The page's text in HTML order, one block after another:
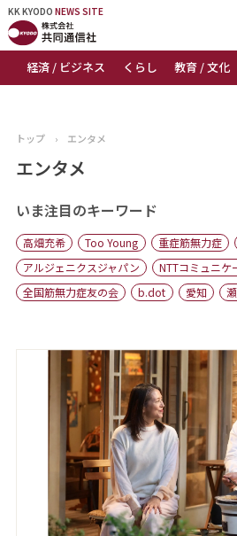
KK KYODO NEWS SITE
経済 / ビジネス くらし 教育 / 文化
KK KYODONEWS SITE
トップページ
ニュース
おすすめコンテンツ
出版物
会社概要
トップ › エンタメ
エンタメ
いま注目のキーワード
高畑充希 Too Young 重症筋無力症
アルジェニクスジャパン
NTTコミュニケ
全国筋無力症友の会
b.dot 愛知